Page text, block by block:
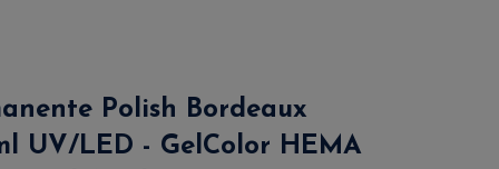
Polish Bordeaux
UV/LED - GelColor HEMA